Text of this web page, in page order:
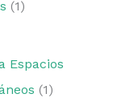
1
Espacios
1